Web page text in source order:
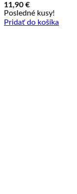
11,90 €
Posledné kusy!
Pridať do košíka